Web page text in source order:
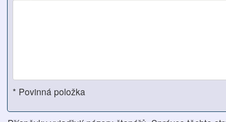
* Povinná položka